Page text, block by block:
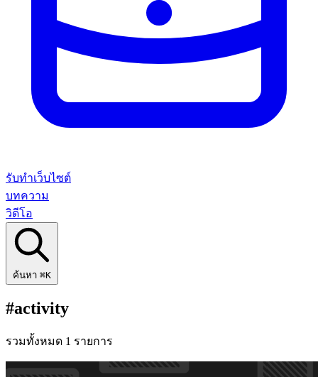
รับทำเว็บไซต์
บทความ
วิดีโอ
ค้นหา ⌘K
#activity
รวมทั้งหมด 1 รายการ